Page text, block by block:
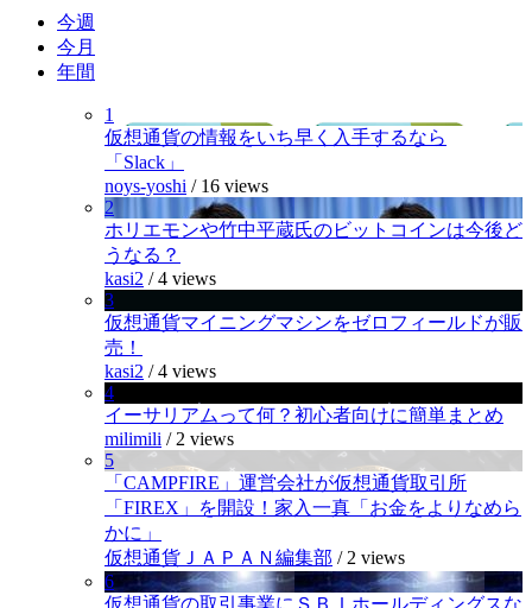
今週
今月
年間
1
仮想通貨の情報をいち早く入手するなら
「Slack」
noys-yoshi / 16 views
2
ホリエモンや竹中平蔵氏のビットコインは今後ど
うなる？
kasi2 /4 views
3
仮想通貨マイニングマシンをゼロフィールドが販
売！
kasi2 /4 views
4
イーサリアムって何？初心者向けに簡単まとめ
milimili / 2 views
5
「CAMPFIRE」運営会社が仮想通貨取引所
「FIREX」を開設！家入一真「お金をよりなめら
かに」
仮想通貨ＪＡＰＡＮ編集部 / 2 views
6
仮想通貨の取引事業にＳＢＩホールディングスな